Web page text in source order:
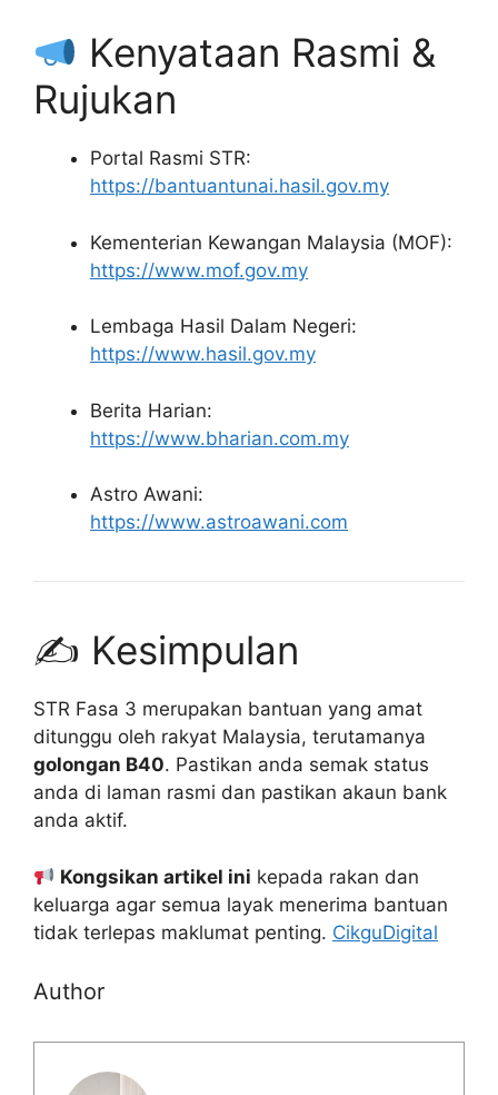
Kenyataan Rasmi &
Rujukan
Portal Rasmi STR:
https://bantuantunai.hasil.gov.my
Kementerian Kewangan Malaysia (MOF):
https://www.mof.gov.my
Lembaga Hasil Dalam Negeri:
https://www.hasil.gov.my
Berita Harian:
https://www.bharian.com.my
Astro Awani:
https://www.astroawani.com
✍️ Kesimpulan
STR Fasa 3 merupakan bantuan yang amat
ditunggu oleh rakyat Malaysia, terutamanya
golongan B40. Pastikan anda semak status
anda di laman rasmi dan pastikan akaun bank
anda aktif.
Kongsikan artikel ini kepada rakan dan
keluarga agar semua layak menerima bantuan
tidak terlepas maklumat penting. CikguDigital
Author